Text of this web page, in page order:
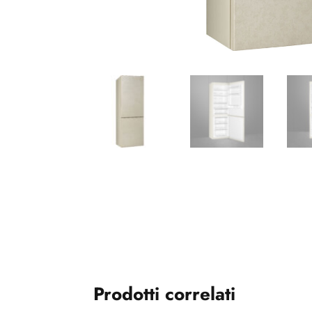
Prodotti correlati